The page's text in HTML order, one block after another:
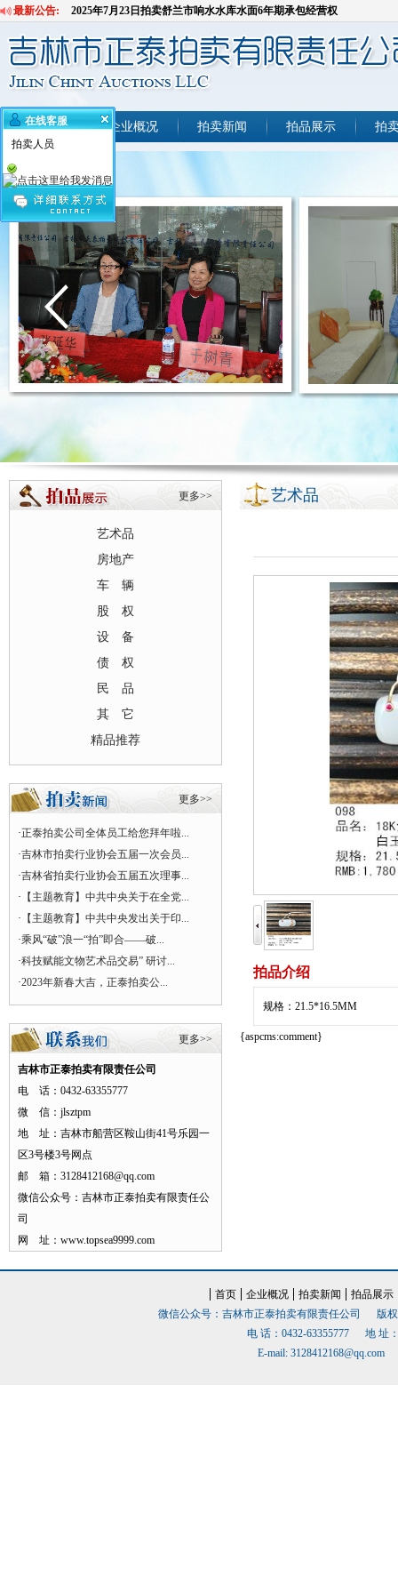
最新公告:
2025年7月23日拍卖舒兰市响水水库水面6年期承包经营权
2025年7月11日拍卖吉林市一批报废资产
2025年7月17日拍卖吉林市6处商业网点
2025年6月30日拍卖吉林市1处商业网点
2025年6月11日拍卖深圳罚没房屋1套
2025年5月21日拍卖珲春市河道清淤疏浚产生的砂石料
2025年5月8日拍卖吉林市2台公务用车
2025年4月28日拍卖吉林市3处车库及2套住宅拍卖会
首页 企业概况 拍卖新闻 拍品展示 拍
更多>>
艺术品
房地产
车 辆
股 权
设 备
债 权
民 品
其 它
精品推荐
更多>>
·正泰拍卖公司全体员工给您拜年啦...
·吉林市拍卖行业协会五届一次会员...
·吉林省拍卖行业协会五届五次理事...
· 【主题教育】中共中央关于在全党...
· 【主题教育】中共中央发出关于印...
·乘风“破”浪一“拍”即合——破...
·科技赋能文物艺术品交易” 研讨...
·2023年新春大吉，正泰拍卖公...
更多>>
吉林市正泰拍卖有限责任公司
电 话：0432-63355777
微 信：jlsztpm
地 址：吉林市船营区鞍山街41号乐园一
区3号楼3号网点
邮 箱：3128412168@qq.com
微信公众号：吉林市正泰拍卖有限责任公
司
网 址：www.topsea9999.com
艺术品
拍品介绍
规格：21.5*16.5MM
{aspcms:comment}
首页 企业概况 拍卖新闻
拍品展示
微信公众号：吉林市正泰拍卖有限责任公司 版
电 话：0432-63355777 地 址
E-mail:
在线客服
拍卖人员